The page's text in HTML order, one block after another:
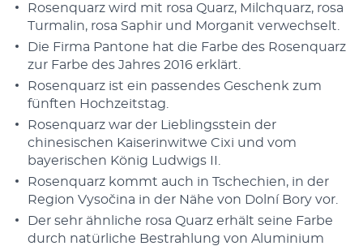
Rosenquarz wird mit rosa Quarz, Milchquarz, rosa
Turmalin, rosa Saphir und Morganit verwechselt.
Die Firma Pantone hat die Farbe des Rosenquarz
zur Farbe des Jahres 2016 erklärt.
Rosenquarz ist ein passendes Geschenk zum
fünften Hochzeitstag.
Rosenquarz war der Lieblingsstein der
chinesischen Kaiserinwitwe Cixi und vom
bayerischen König Ludwigs II.
Rosenquarz kommt auch in Tschechien, in der
Region Vysočina in der Nähe von Dolní Bory vor.
Der sehr ähnliche rosa Quarz erhält seine Farbe
durch natürliche Bestrahlung von Aluminium